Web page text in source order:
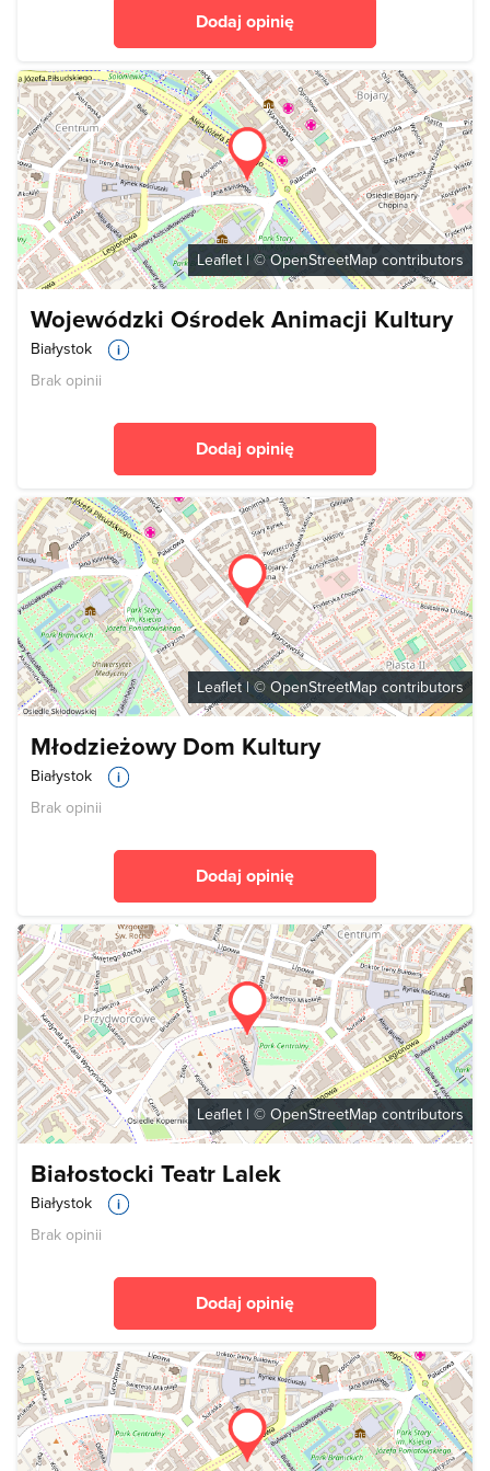
Dodaj opinię
Leaflet | ©OpenStreetMap contributors
Wojewódzki Ośrodek Animacji Kultury
Białystok
Brak opinii
Dodaj opinię
Leaflet| © OpenStreetMap contributors
Młodzieżowy Dom Kultury
Białystok
Brak opinii
Dodaj opinię
Leaflet | © OpenStreetMap contributors
Białostocki Teatr Lalek
Białystok
Brak opinii
Dodaj opinię